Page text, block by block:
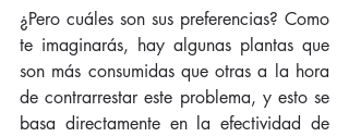
¿Pero cuáles son sus preferencias? Como
te imaginarás, hay algunas plantas que
son más consumidas que otras a la hora
de contrarrestar este problema, y esto se
basa directamente en la efectividad de